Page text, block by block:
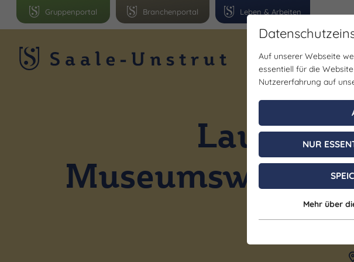
Leben & Arbeiten
Branchenportal
Gruppenportal
Region
Auf unserer Webseite
essentiell für die
Nutzererfahrung auf
NUR
Mehr über